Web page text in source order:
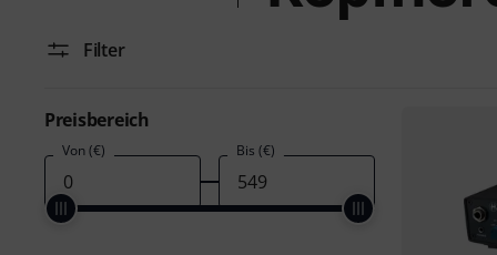
Filter
Preisbereich
Von (€) Bis (€)